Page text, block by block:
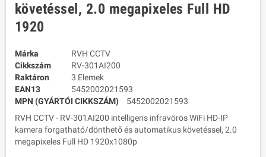
követéssel, 2.0 megapixeles Full HD
1920
Márka
RVH CCTV
Cikkszám
RV-301AI200
Raktáron
3 Elemek
EAN13
5452002021593
MPN (GYÁRTÓI CIKKSZÁM)
5452002021593
RVH CCTV - RV-301AI200 intelligens infravörös WiFi HD-IP
kamera forgatható/dönthető és automatikus követéssel, 2.0
megapixeles Full HD 1920x1080p